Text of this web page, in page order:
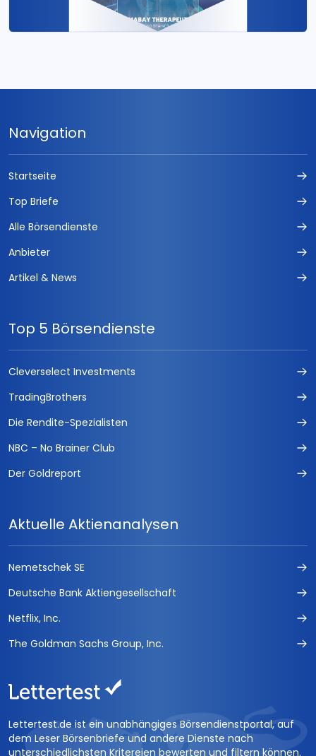
Navigation
Startseite
Top Briefe
Alle Börsendienste
Anbieter
Artikel & News
Top 5 Börsendienste
Cleverselect Investments
TradingBrothers
Die Rendite-Spezialisten
NBC – No Brainer Club
Der Goldreport
Aktuelle Aktienanalysen
Nemetschek SE
Deutsche Bank Aktiengesellschaft
Netflix, Inc.
The Goldman Sachs Group, Inc.
Lettertest.de ist ein unabhängiges Börsendienstportal, auf
dem Leser Börsenbriefe und andere Dienste nach
unterschiedlichsten Kritereien bewerten und filtern können.